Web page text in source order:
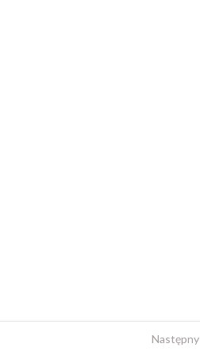
Następny